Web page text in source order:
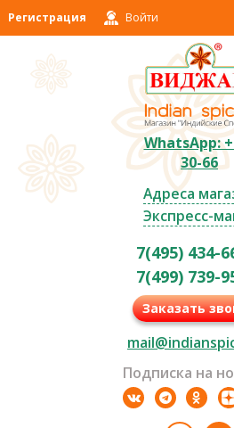
Регистрация Войти
WhatsApp:
30-66
Адреса
Экспресс-
7(495) 434-
7(499) 739-
Заказать
Подписка на